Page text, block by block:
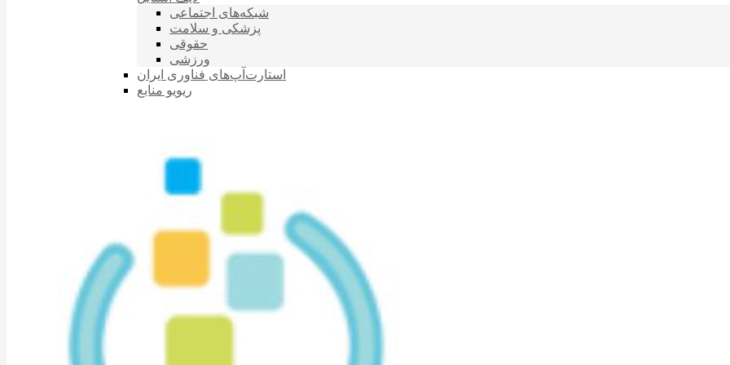
شبکه‌های اجتماعی
پزشکی و سلامت
حقوقی
ورزشی
استارت‌آپ‌های فناوری ایران
ریویو منابع